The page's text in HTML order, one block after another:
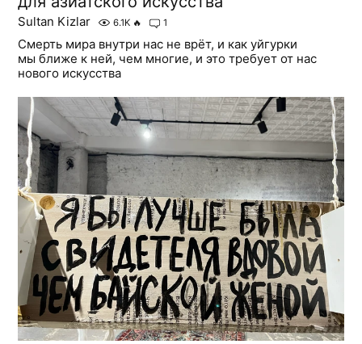
Sultan Kizlar 6.1K 🔥 1
Смерть мира внутри нас не врёт, и как уйгурки
мы ближе к ней, чем многие, и это требует от нас
нового искусства